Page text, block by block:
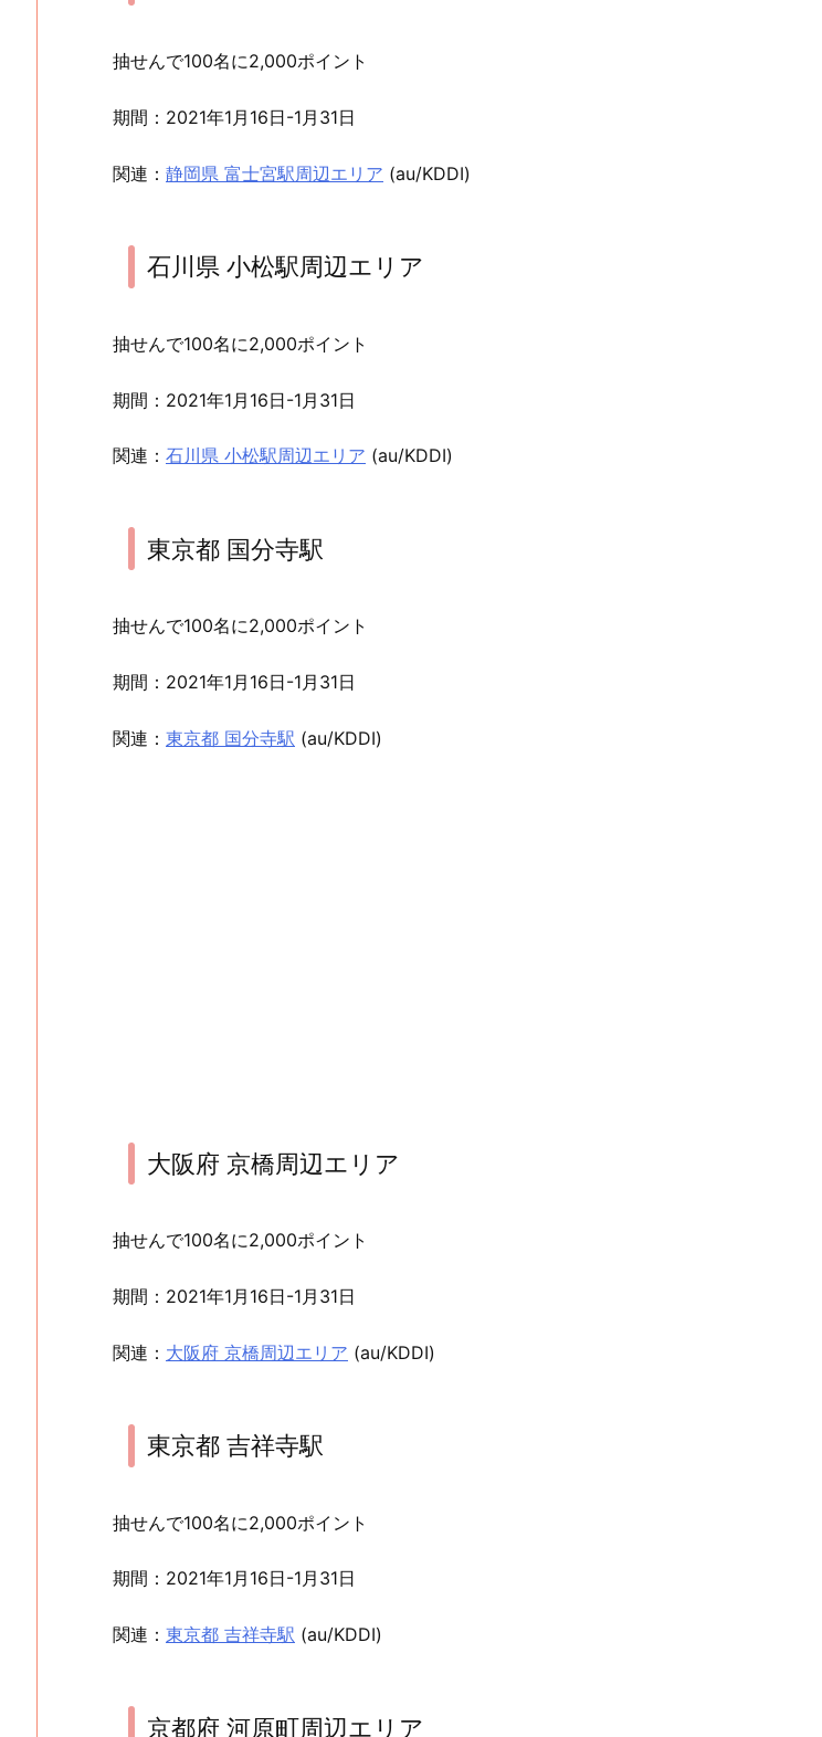
抽せんで100名に2,000ポイント
期間：2021年1月16日-1月31日
関連： 静岡県 富士宮駅周辺エリア (au/KDDI)
石川県 小松駅周辺エリア
抽せんで100名に2,000ポイント
期間：2021年1月16日-1月31日
関連： 石川県 小松駅周辺エリア (au/KDDI)
東京都 国分寺駅
抽せんで100名に2,000ポイント
期間：2021年1月16日-1月31日
関連： 東京都 国分寺駅 (au/KDDI)
大阪府 京橋周辺エリア
抽せんで100名に2,000ポイント
期間：2021年1月16日-1月31日
関連： 大阪府 京橋周辺エリア (au/KDDI)
東京都 吉祥寺駅
抽せんで100名に2,000ポイント
期間：2021年1月16日-1月31日
関連： 東京都 吉祥寺駅 (au/KDDI)
京都府 河原町周辺エリア